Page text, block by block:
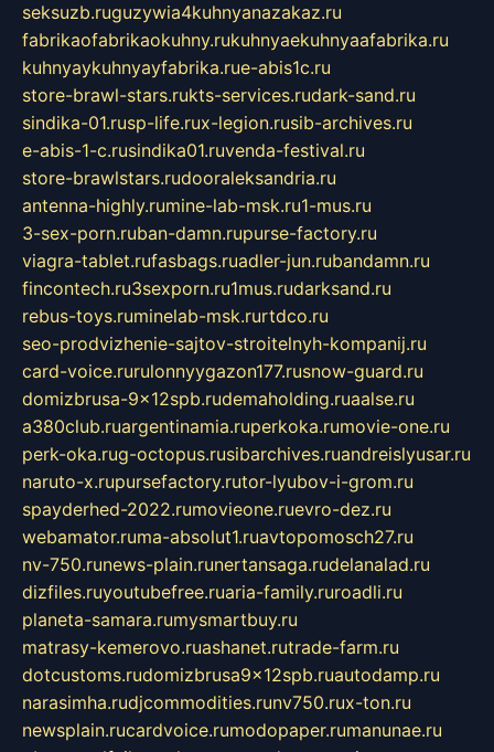
seksuzb.ruguzywia4kuhnyanazakaz.ru
fabrikaofabrikaokuhny.rukuhnyaekuhnyaafabrika.ru
kuhnyaykuhnyayfabrika.rue-abis1c.ru
store-brawl-stars.rukts-services.rudark-sand.ru
sindika-01.rusp-life.rux-legion.rusib-archives.ru
e-abis-1-c.rusindika01.ruvenda-festival.ru
store-brawlstars.rudooraleksandria.ru
antenna-highly.rumine-lab-msk.ru1-mus.ru
3-sex-porn.ruban-damn.rupurse-factory.ru
viagra-tablet.rufasbags.ruadler-jun.rubandamn.ru
fincontech.ru3sexporn.ru1mus.rudarksand.ru
rebus-toys.ruminelab-msk.rurtdco.ru
seo-prodvizhenie-sajtov-stroitelnyh-kompanij.ru
card-voice.rurulonnyygazon177.rusnow-guard.ru
domizbrusa-9x12spb.rudemaholding.ruaalse.ru
a380club.ruargentinamia.ruperkoka.rumovie-one.ru
perk-oka.rug-octopus.rusibarchives.ruandreislyusar.ru
naruto-x.rupursefactory.rutor-lyubov-i-grom.ru
spayderhed-2022.rumovieone.ruevro-dez.ru
webamator.ruma-absolut1.ruavtopomosch27.ru
nv-750.runews-plain.runertansaga.rudelanalad.ru
dizfiles.ruyoutubefree.ruaria-family.ruroadli.ru
planeta-samara.rumysmartbuy.ru
matrasy-kemerovo.ruashanet.rutrade-farm.ru
dotcustoms.rudomizbrusa9x12spb.ruautodamp.ru
narasimha.rudjcommodities.runv750.rux-ton.ru
newsplain.rucardvoice.rumodopaper.rumanunae.ru